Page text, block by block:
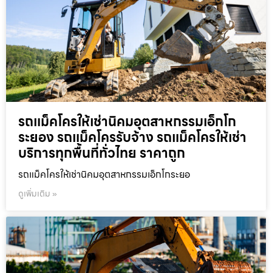
รถแม็คโครให้เช่านิคมอุตสาหกรรมเอ็กโก
ระยอง รถแม็คโครรับจ้าง รถแม็คโครให้เช่า
บริการทุกพื้นที่ทั่วไทย ราคาถูก
รถแม็คโครให้เช่านิคมอุตสาหกรรมเอ็กโกระยอ
ดูเพิ่มเติม »